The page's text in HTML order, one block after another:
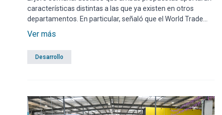
características distintas a las que ya existen en otros
departamentos. En particular, señaló que el World Trade
Center será “totalmente diferente” a los espacios
infraestructura y servicios orientados a sectores
emergentes, como el audiovisual.
Ver más
Desarrollo